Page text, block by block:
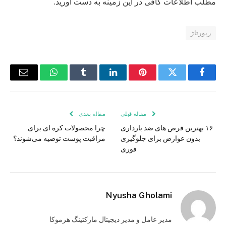
رپورتاژ
فیس
توییتر پینترستلینکدین Tumblr واتس
ایمیل
مقاله قبلی
۱۶ بهترین قرص های ضد بارداری
بدون عوارض برای جلوگیری
فوری
مقاله بعدی
چرا محصولات کره ای برای
مراقبت پوست توصیه می‌شوند؟
Nyusha Gholami
مدیر عامل و مدیر دیجیتال مارکتینگ هرموکا